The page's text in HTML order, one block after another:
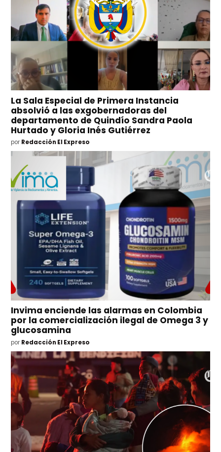
La Sala Especial de Primera Instancia
absolvió a las exgobernadoras del
departamento de Quindío Sandra Paola
Hurtado y Gloria Inés Gutiérrez
por Redacción El Expreso
Invima enciende las alarmas en Colombia
por la comercialización ilegal de Omega 3 y
glucosamina
por Redacción El Expreso